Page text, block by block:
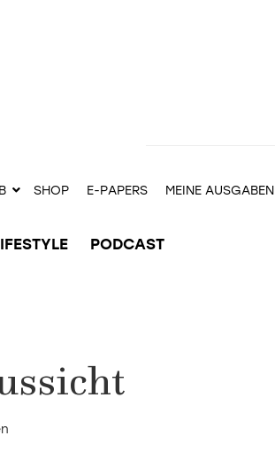
SHOP E-PAPERS MEINE AUSGABEN
PODCAST